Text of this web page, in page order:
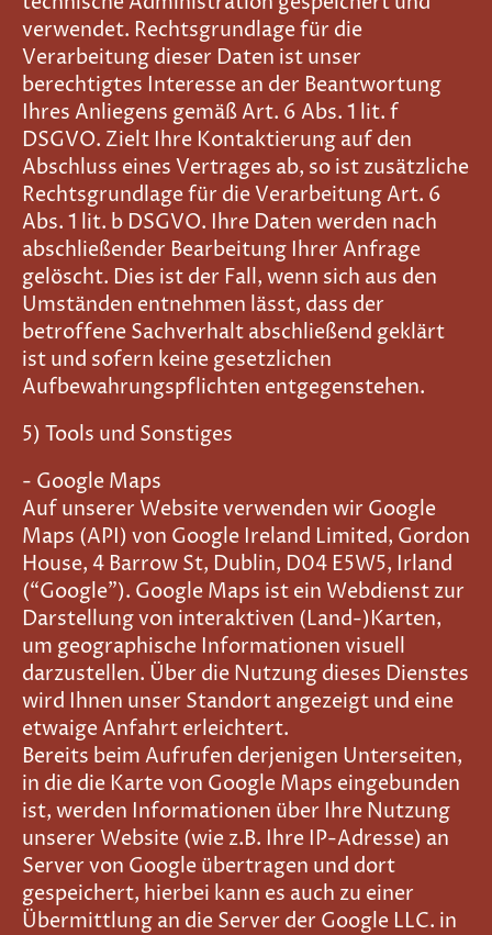
verwendet. Rechtsgrundlage für die
Verarbeitung dieser Daten ist unser
berechtigtes Interesse an der Beantwortung
Ihres Anliegens gemäß Art. 6 Abs. 1 lit. f
DSGVO. Zielt Ihre Kontaktierung auf den
Abschluss eines Vertrages ab, so ist zusätzliche
Rechtsgrundlage für die Verarbeitung Art. 6
Abs. 1 lit. b DSGVO. Ihre Daten werden nach
abschließender Bearbeitung Ihrer Anfrage
gelöscht. Dies ist der Fall, wenn sich aus den
Umständen entnehmen lässt, dass der
betroffene Sachverhalt abschließend geklärt
ist und sofern keine gesetzlichen
Aufbewahrungspflichten entgegenstehen.
5) Tools und Sonstiges
- Google Maps
Auf unserer Website verwenden wir Google
Maps (API) von Google Ireland Limited, Gordon
House, 4 Barrow St, Dublin, D04 E5W5, Irland
(“Google”). Google Maps ist ein Webdienst zur
Darstellung von interaktiven (Land-)Karten,
um geographische Informationen visuell
darzustellen. Über die Nutzung dieses Dienstes
wird Ihnen unser Standort angezeigt und eine
etwaige Anfahrt erleichtert.
Bereits beim Aufrufen derjenigen Unterseiten,
in die die Karte von Google Maps eingebunden
ist, werden Informationen über Ihre Nutzung
unserer Website (wie z.B. Ihre IP-Adresse) an
Server von Google übertragen und dort
gespeichert, hierbei kann es auch zu einer
Übermittlung an die Server der Google LLC. in